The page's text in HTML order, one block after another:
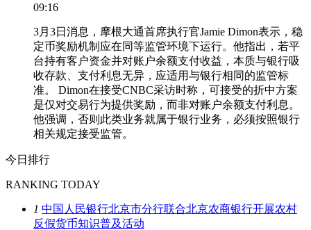
09:16
3月3日消息，摩根大通首席执行官Jamie Dimon表示，稳
定币奖励机制应在同等监管环境下运行。他指出，若平
台持有客户资金并对账户余额支付收益，本质与银行吸
收存款、支付利息无异，应适用与银行相同的监管标
准。 Dimon在接受CNBC采访时称，可接受的折中方案
是仅对交易行为提供奖励，而非对账户余额支付利息。
他强调，否则此类业务就属于银行业务，必须按照银行
相关规定接受监管。
今日排行
RANKING TODAY
1 中国人民银行北京市分行联合北京农商银行开展农村
反假货币知识普及活动